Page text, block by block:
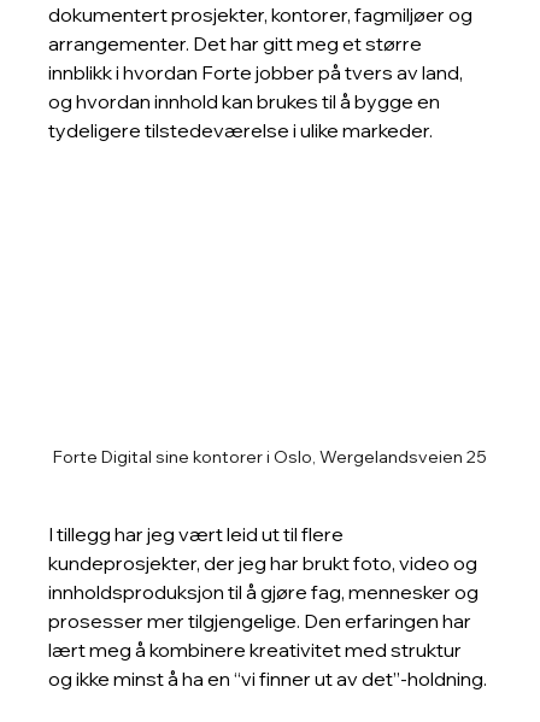
dokumentert prosjekter, kontorer, fagmiljøer og
arrangementer. Det har gitt meg et større
innblikk i hvordan Forte jobber på tvers av land,
og hvordan innhold kan brukes til å bygge en
tydeligere tilstedeværelse i ulike markeder.
Forte Digital sine kontorer i Oslo, Wergelandsveien 25
I tillegg har jeg vært leid ut til flere
kundeprosjekter, der jeg har brukt foto, video og
innholdsproduksjon til å gjøre fag, mennesker og
prosesser mer tilgjengelige. Den erfaringen har
lært meg å kombinere kreativitet med struktur
og ikke minst å ha en “vi finner ut av det”-holdning.